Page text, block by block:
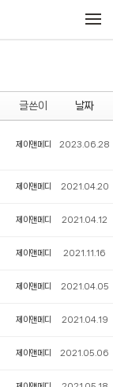
글쓴이 날짜
제이앤메디 2023.06.28
제이앤메디 2021.04.20
제이앤메디 2021.04.12
제이앤메디 2021.11.16
제이앤메디 2021.04.05
제이앤메디 2021.04.19
제이앤메디 2021.05.06